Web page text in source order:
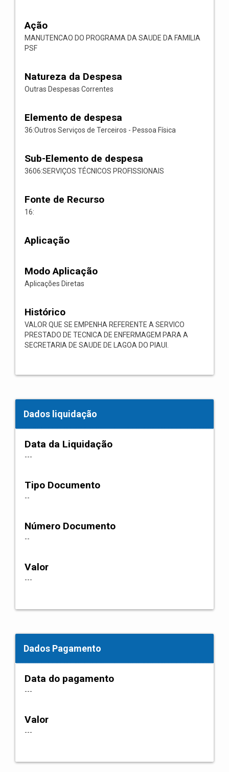
Ação
MANUTENCAO DO PROGRAMA DA SAUDE DA FAMILIA
PSF
Natureza da Despesa
Outras Despesas Correntes
Elemento de despesa
36:Outros Serviços de Terceiros - Pessoa Física
Sub-Elemento de despesa
3606:SERVIÇOS TÉCNICOS PROFISSIONAIS
Fonte de Recurso
16:
Aplicação
Modo Aplicação
Aplicações Diretas
Histórico
VALOR QUE SE EMPENHA REFERENTE A SERVICO
PRESTADO DE TECNICA DE ENFERMAGEM PARA A
SECRETARIA DE SAUDE DE LAGOA DO PIAUI.
Dados liquidação
Data da Liquidação
---
Tipo Documento
--
Número Documento
--
Valor
---
Dados Pagamento
Data do pagamento
---
Valor
---